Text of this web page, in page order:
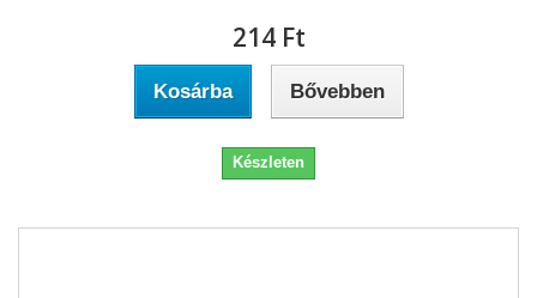
214 Ft‎
Kosárba Bővebben
Készleten